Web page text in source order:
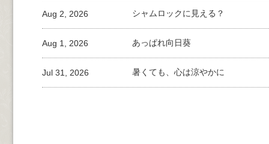
シャムロックに見える？
Aug 2, 2026
あっぱれ向日葵
Aug 1, 2026
暑くても、心は涼やかに
Jul 31, 2026